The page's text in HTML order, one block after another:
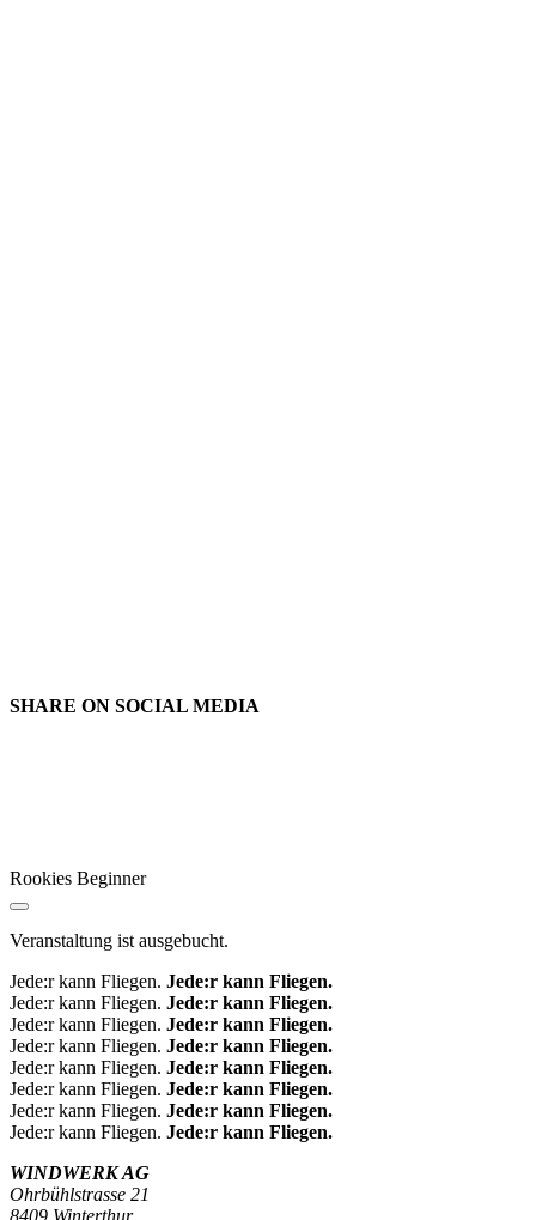
SHARE ON SOCIAL MEDIA
Rookies Beginner
Veranstaltung ist ausgebucht.
Jede:r kann Fliegen. Jede:r kann Fliegen.
Jede:r kann Fliegen. Jede:r kann Fliegen.
Jede:r kann Fliegen. Jede:r kann Fliegen.
Jede:r kann Fliegen. Jede:r kann Fliegen.
Jede:r kann Fliegen. Jede:r kann Fliegen.
Jede:r kann Fliegen. Jede:r kann Fliegen.
Jede:r kann Fliegen. Jede:r kann Fliegen.
Jede:r kann Fliegen. Jede:r kann Fliegen.
WINDWERK AG
Ohrbühlstrasse 21
8409 Winterthur